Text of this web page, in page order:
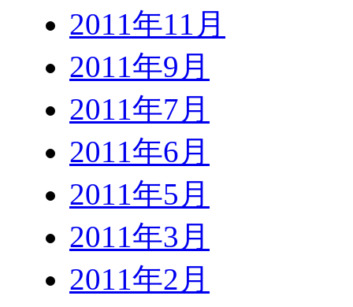
2011年11月
2011年9月
2011年7月
2011年6月
2011年5月
2011年3月
2011年2月